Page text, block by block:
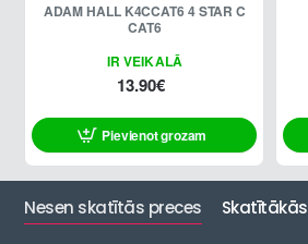
IR VEIKALĀ
ADAM HALL K4CCAT6 4 STAR C
CAT6
13.90€
Pievienot grozam
Nesen skatītās preces Skatītākās